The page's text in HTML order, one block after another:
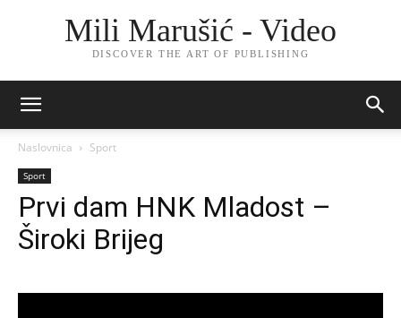
Mili Marušić - Video
DISCOVER THE ART OF PUBLISHING
Naslovnica Sport
Sport
Prvi dam HNK Mladost –
Široki Brijeg